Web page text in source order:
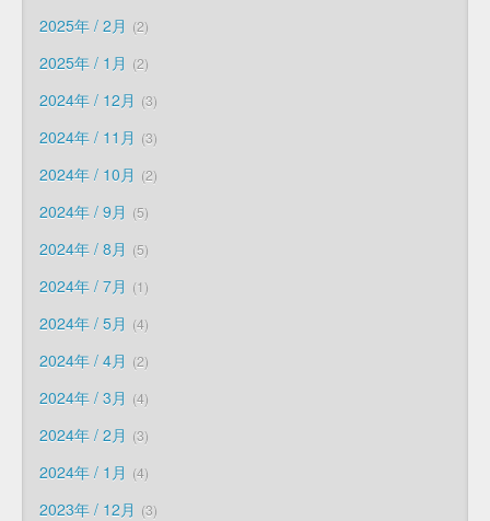
2025年 / 2月 2
2025年 / 1月 2
2024年 / 12月 3
2024年 / 11月 3
2024年 / 10月 2
2024年 / 9月 5
2024年 / 8月 5
2024年 / 7月 1
2024年 / 5月 4
2024年 / 4月 2
2024年 / 3月 4
2024年 / 2月 3
2024年 / 1月 4
2023年 / 12月 3